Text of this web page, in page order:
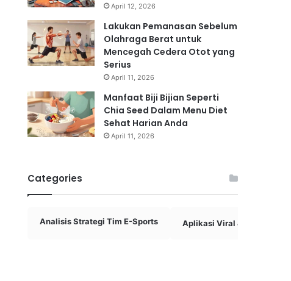
April 12, 2026
Lakukan Pemanasan Sebelum
Olahraga Berat untuk
Mencegah Cedera Otot yang
Serius
April 11, 2026
Manfaat Biji Bijian Seperti
Chia Seed Dalam Menu Diet
Sehat Harian Anda
April 11, 2026
Categories
Analisis Strategi Tim E-Sports Aplikasi Viral & Bermanfaat